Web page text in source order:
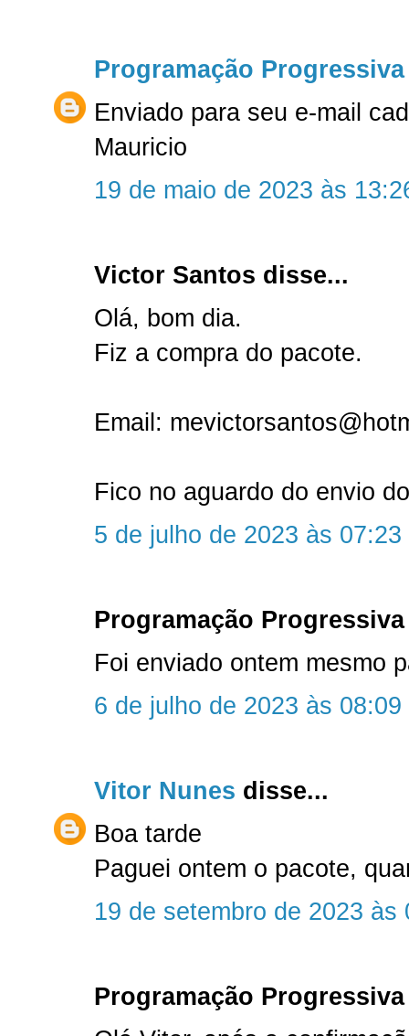
Programação Progressiva
Enviado para seu e-mail
Mauricio
19 de maio de 2023 às
Victor Santos disse...
Olá, bom dia.
Fiz a compra do pacote.
Email:
Fico no aguardo do envio
5 de julho de 2023 às 07:23
Programação
Foi enviado ontem mesmo
6 de julho de 2023 às 08:09
Vitor Nunes disse...
Boa tarde
Paguei ontem o pacote,
19 de setembro de 2023 às
Programação